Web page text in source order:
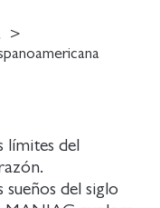
límites del
del siglo